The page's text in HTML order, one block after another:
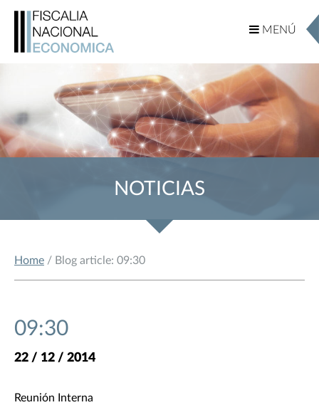
MENÚ
MENÚ
NOTICIAS
Home / Blog article: 09:30
09:30
22 / 12 / 2014
Reunión Interna